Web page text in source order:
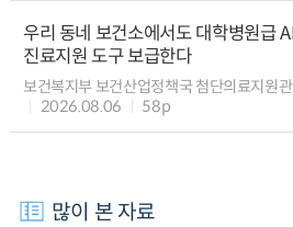
우리 동네 보건소에서도 대학병원급
진료지원 도구 보급한다
보건복지부 보건산업정책국 첨단의료지원
2026.08.06
58p
많이 본 자료